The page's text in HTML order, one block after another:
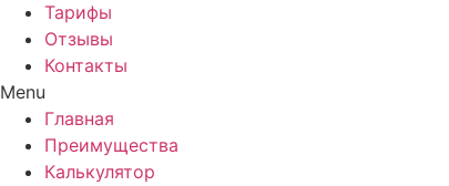
Тарифы
Отзывы
Контакты
Menu
Главная
Преимущества
Калькулятор